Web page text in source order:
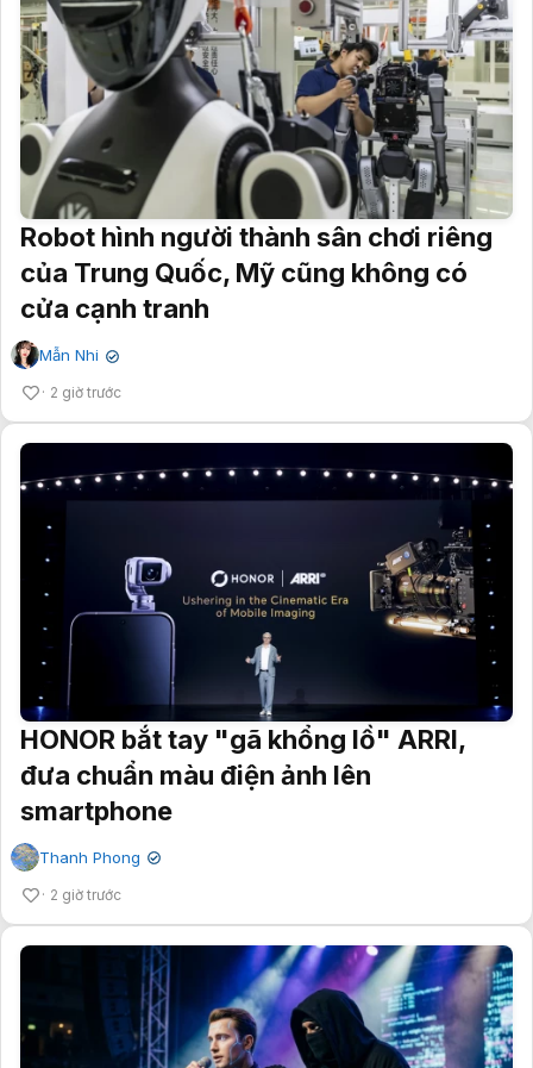
Robot hình người thành sân chơi riêng
của Trung Quốc, Mỹ cũng không có
cửa cạnh tranh
Mẫn Nhi ✔
2 giờ trước
HONOR bắt tay "gã khổng lồ" ARRI,
đưa chuẩn màu điện ảnh lên
smartphone
Thanh Phong ✔
2 giờ trước